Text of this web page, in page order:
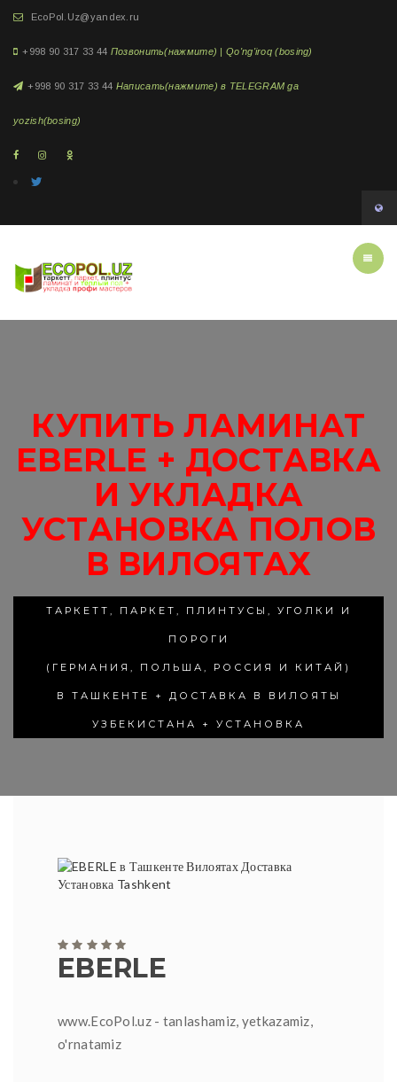
EcoPol.Uz@yandex.ru
+998 90 317 33 44 Позвонить(нажмите) | Qo'ng'iroq (bosing)
+998 90 317 33 44 Написать(нажмите) в TELEGRAM ga
yozish(bosing)
КУПИТЬ ЛАМИНАТ
EBERLE + ДОСТАВКА
И УКЛАДКА
УСТАНОВКА ПОЛОВ
В ВИЛОЯТАХ
ТАРКЕТТ, ПАРКЕТ, ПЛИНТУСЫ, УГОЛКИ И
ПОРОГИ
(ГЕРМАНИЯ, ПОЛЬША, РОССИЯ И КИТАЙ)
В ТАШКЕНТЕ + ДОСТАВКА В ВИЛОЯТЫ
УЗБЕКИСТАНА + УСТАНОВКА
EBERLE
www.EcoPol.uz - tanlashamiz, yetkazamiz,
o'rnatamiz